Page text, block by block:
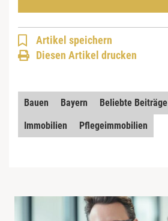
Artikel speichern
Diesen Artikel drucken
Bauen Bayern Beliebte Beiträge
Immobilien
Pflegeimmobilien